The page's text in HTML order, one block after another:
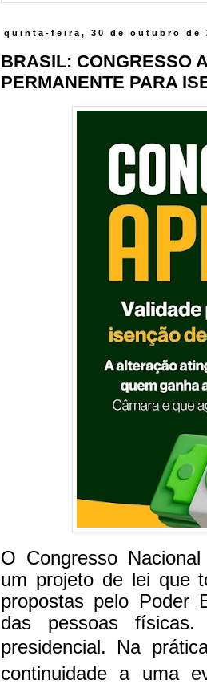
quinta-feira, 30 de outubro de
BRASIL: CONGRESSO
PERMANENTE PARA
O Congresso
um projeto de lei que
propostas pelo Poder
das pessoas
presidencial. Na
continuidade a uma